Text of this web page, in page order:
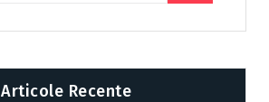
Articole Recente